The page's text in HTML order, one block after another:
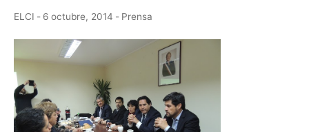
ELCI - 6 octubre, 2014 - Prensa